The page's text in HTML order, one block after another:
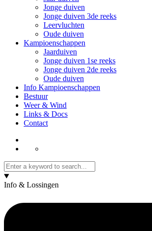
Jonge duiven
Jonge duiven 3de reeks
Leervluchten
Oude duiven
Kampioenschappen
Jaarduiven
Jonge duiven 1se reeks
Jonge duiven 2de reeks
Oude duiven
Info Kampioenschappen
Bestuur
Weer & Wind
Links & Docs
Contact
Info & Lossingen